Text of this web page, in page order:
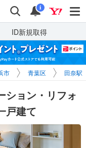
検索 通知
i
ID新規取得
市 青葉区 田奈駅
ション・リフォ
戸建て